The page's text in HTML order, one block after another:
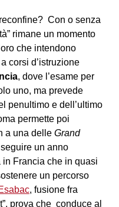
Con o senza
rimane un momento
che intendono
corsi d’istruzione
, dove l’esame per
uno, ma prevede
penultimo e dell’ultimo
permette poi
a una delle Grand
un anno
Francia che in quasi
un percorso
, fusione fra
prova che conduce al